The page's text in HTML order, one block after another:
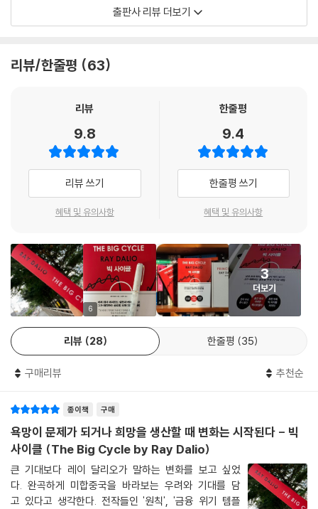
이클은 항상 대규모 부채 위기와 붕괴로 이어졌다는 사실이다. 그것은 수
이 남았고, 그조차도 심각하게 평가절하된 상태다.
원서의 부제(How Countries Go Broke)처럼, 주요 국가들은 대규모 부
적된 거대한 사이클을 “빅 사이클”이라고 정의하고, 2025년 현재의 상황
을 “빅 사이클의 5번째 단계”에 진입한 것으로 진단한다. 이 단계에서 국
가는 과도한 부채에 시달리고, 비효율적으로 운영되며, 분열되고, 다른 나
라들의 위협을 받는데, 이에 따라 포퓰리즘적, 민족주의적, 보호무역주의
적, 군국주의적, 권위주의적 접근 방식을 가진 지도자들이 등장할 가능성
도 위기와 트럼프의 재집권을 포함하는 세계 각국의 정치 질서 개편으로
점차 현실화되고 있다.
어떤 미래가 예정되어 있는가?
그리고 어떻게 미래를 대비할 것인가?
전 세계가 신뢰하는 그의 예측에 주목하라!
어디인가?” “미국과 같은 중요한 기축통화국도 파산할 수 있는가? 파산한
정치인, 정책 입안자, 투자자들이 결론짓지 못한 질문들에 대한 레이 달리
오의 대답이다. 레이 달리오는 부채 문제가 국내 정치, 국가 간 지정학, 자
연재해(가뭄, 홍수, 팬데믹), 기술(특히 인공지능) 같은 다른 힘들과 어떻
게 관련되어 있는지 보여주고, 이 5가지 힘이 동시에 작용하는 “빅 사이
클”이 어떻게 세계 질서를 변화시키는지 설명한다.
출판사 리뷰 더보기
리뷰/한줄평 63
리뷰
9.8
리뷰 쓰기
혜택 및 유의사항
한줄평
9.4
한줄평 쓰기
혜택 및 유의사항
6
3
더보기
리뷰 28 한줄평 35
구매리뷰 추천순
종이책 구매
욕망이 문제가 되거나 희망을 생산할 때 변화는 시작된다 - 빅
사이클 (The Big Cycle by Ray Dalio)
큰 기대보다 레이 달리오가 말하는 변화를 보고 싶었
다. 완곡하게 미합중국을 바라보는 우려와 기대를 담
고 있다고 생각한다. 전작들인 '원칙', '금융 위기 템플